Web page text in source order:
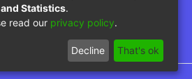
de Educación
Statistics.
read our privacy policy.
Decline That's ok